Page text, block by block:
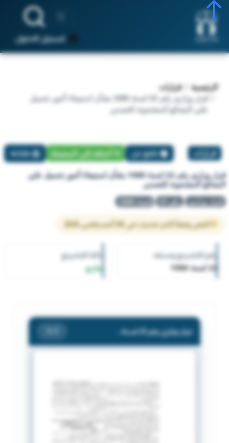
تسجيل الدخول
الرئيسية
قرارات
قرار وزاري رقم 22 لسنة 1980 بشأن استيفاء أجور تحميل
علي البضائع المشحونة للتصدير
قرارات تبليغ عن أضافة إلي المفضلة طباعة
قرار وزاري رقم 22 لسنة 1980 بشأن استيفاء أجور تحميل علي
البضائع المشحونة للتصدير
قرار وزاري رقم 22 لسنة 1980
النص وفقاً لآخر تحديث في 08 أغسطس 2026
رقم التشريع وسنته
22 لسنة 1980
حالة التشريع
ساري